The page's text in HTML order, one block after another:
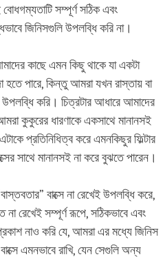
বোধগম্যতাটি সম্পূর্ণ সঠিক এবং
জিনিসগুলি উপলব্ধি করি না।
কাছে এমন কিছু থাকে যা একটা
পারে, কিন্তু আমরা যখন রাস্তায় বা
করি। চিত্রটার আধারে আমাদের
কুকুরের ধারণাকে একসাথে মানানসই
প্রতিনিধিত্ব করে এমনকিছুর ফিল্টার
সাথে মানানসই না করে বুঝতে পারেন।
বাক্সে না রেখেই উপলব্ধি করে,
রেখেই সম্পূর্ণ রূপে, সঠিকভাবে এবং
নাও করি যে, আমরা এর মধ্যে জিনিস
এমনভাবে রাখি, যেন সেগুলি অন্য